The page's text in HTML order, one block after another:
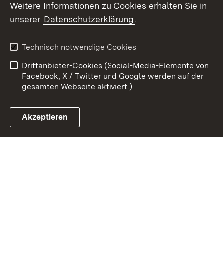
Link zum Landesportal
Kontakt
Datenschutz
Barrierefreiheit
Impressum Cookies
Weitere Informationen zu Cookies erhalten Sie in
unserer Datenschutzerklärung.
Technisch notwendige Cookies
Drittanbieter-Cookies (Social-Media-Elemente von
Facebook, X / Twitter und Google werden auf der
gesamten Webseite aktiviert.)
Akzeptieren